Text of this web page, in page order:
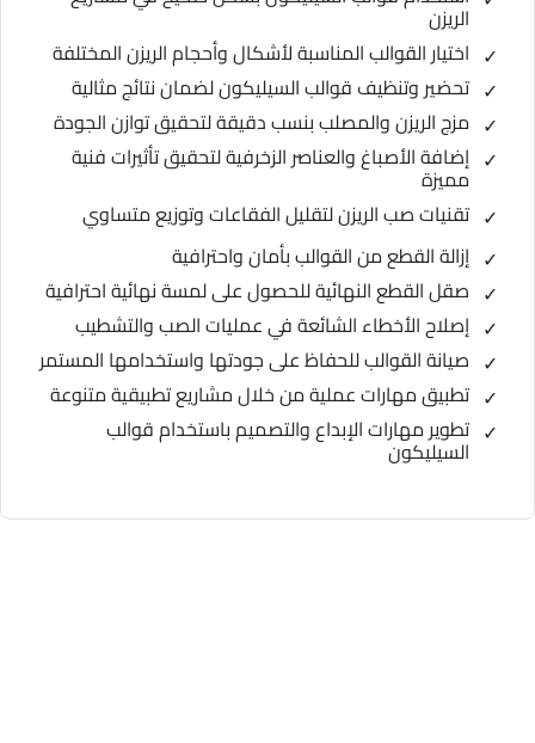
الريزن
اختيار القوالب المناسبة لأشكال وأحجام الريزن المختلفة
تحضير وتنظيف قوالب السيليكون لضمان نتائج مثالية
مزج الريزن والمصلب بنسب دقيقة لتحقيق توازن الجودة
إضافة الأصباغ والعناصر الزخرفية لتحقيق تأثيرات فنية
مميزة
تقنيات صب الريزن لتقليل الفقاعات وتوزيع متساوي
إزالة القطع من القوالب بأمان واحترافية
صقل القطع النهائية للحصول على لمسة نهائية احترافية
إصلاح الأخطاء الشائعة في عمليات الصب والتشطيب
صيانة القوالب للحفاظ على جودتها واستخدامها المستمر
تطبيق مهارات عملية من خلال مشاريع تطبيقية متنوعة
تطوير مهارات الإبداع والتصميم باستخدام قوالب
السيليكون